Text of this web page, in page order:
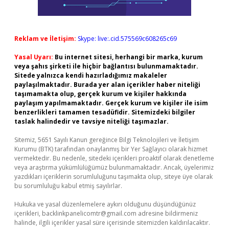
Reklam ve İletişim: Skype: live:.cid.575569c608265c69
Yasal Uyarı: Bu internet sitesi, herhangi bir marka, kurum
veya şahıs şirketi ile hiçbir bağlantısı bulunmamaktadır.
Sitede yalnızca kendi hazırladığımız makaleler
paylaşılmaktadır. Burada yer alan içerikler haber niteliği
taşımamakta olup, gerçek kurum ve kişiler hakkında
paylaşım yapılmamaktadır. Gerçek kurum ve kişiler ile isim
benzerlikleri tamamen tesadüfidir. Sitemizdeki bilgiler
taslak halindedir ve tavsiye niteliği taşımazlar.
Sitemiz, 5651 Sayılı Kanun gereğince Bilgi Teknolojileri ve İletişim
Kurumu (BTK) tarafından onaylanmış bir Yer Sağlayıcı olarak hizmet
vermektedir. Bu nedenle, sitedeki içerikleri proaktif olarak denetleme
veya araştırma yükümlülüğümüz bulunmamaktadır. Ancak, üyelerimiz
yazdıkları içeriklerin sorumluluğunu taşımakta olup, siteye üye olarak
bu sorumluluğu kabul etmiş sayılırlar.
Hukuka ve yasal düzenlemelere aykırı olduğunu düşündüğünüz
içerikleri, backlinkpanelicomtr@gmail.com adresine bildirmeniz
halinde, ilgili içerikler yasal süre içerisinde sitemizden kaldırılacaktır.